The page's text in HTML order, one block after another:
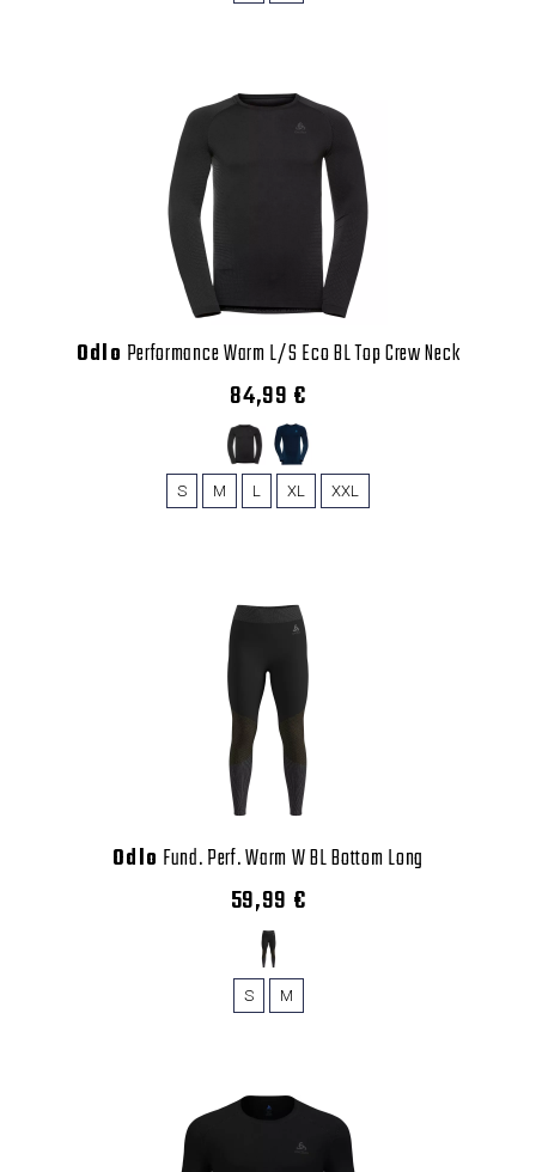
Odlo Performance Warm L/S Eco BL Top Crew Neck
84,99 €
S M L XL XXL
Odlo Fund. Perf. Warm W BL Bottom Long
59,99 €
S M